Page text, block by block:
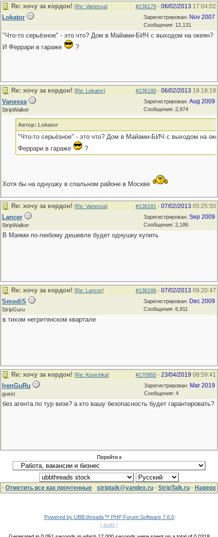
#136179 - 06/02/2013 17:04:02
Re: хочу за кордон! [Re: Vanessa]
Зарегистрирован: Nov 2007
Сообщения: 12,131
Lokator
"Что-то серьёзное" - это что? Дом в Майами-БИЧ с выходом на океян?
И Феррари в гараже
?
#136180 - 06/02/2013 18:18:19
Re: хочу за кордон! [Re: Lokator]
Зарегистрирован: Aug 2009
Сообщения: 2,974
Vanessa
StripWalker
Автор: Lokator
"Что-то серьёзное" - это что? Дом в Майами-БИЧ с выходом на
Феррари в гараже
?
Хотя бы на однушку в спальном районе в Москве
#136181 - 07/02/2013 05:25:50
Re: хочу за кордон! [Re: Vanessa]
Зарегистрирован: Sep 2009
Сообщения: 2,186
Lancer
StripWalker
В Маями по-любому дешевле будет однушку купить
#136186 - 07/02/2013 09:20:47
Re: хочу за кордон! [Re: Lancer]
Зарегистрирован: Dec 2009
Сообщения: 6,911
SmodiS
StripGuru
в тихом негритянском квартале
#170955 - 23/04/2019 08:59:41
Re: хочу за кордон! [Re: Kosichka]
Зарегистрирован: Mar 2019
Сообщения: 4
IrenGuRu
guest
без агента по тур визе? а кто вашу безопасность будет гарантировать?
Перейти к
· Отметить все как прочтенные striptalk@yandex.ru · StripTalk.ru · Наверх
Powered by UBB.threads™ PHP Forum Software 7.6.0
( build )